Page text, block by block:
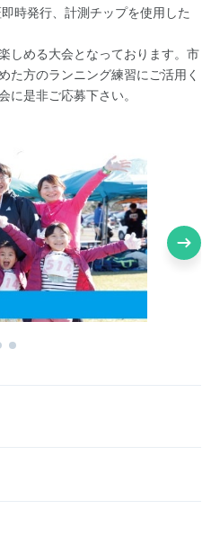
発行、計測チップを使用した
しめる大会となっております。市
た方のランニング練習にご活用く
是非ご応募下さい。